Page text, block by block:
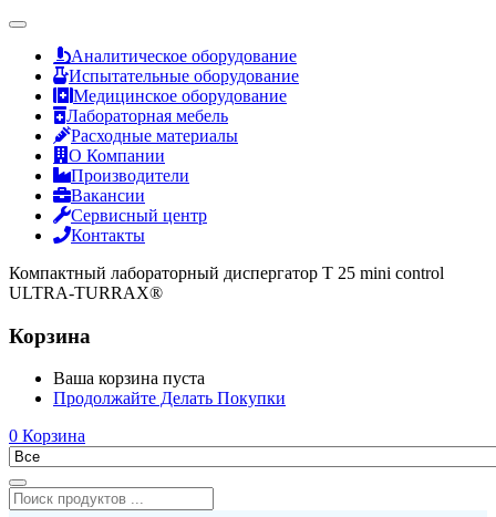
Аналитическое оборудование
Испытательные оборудование
Медицинское оборудование
Лабораторная мебель
Расходные материалы
О Компании
Производители
Вакансии
Сервисный центр
Контакты
Компактный лабораторный диспергатор T 25 mini control
ULTRA-TURRAX®
Корзина
Ваша корзина пуста
Продолжайте Делать Покупки
0 Корзина